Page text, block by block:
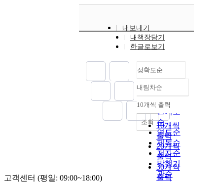
내보내기
내책장담기
한글로보기
정확도순
정확도
순
인기도
순
연도순
제목순
저자순
발행기
관순
내림차순
내림차순
10개씩 출력
10개씩
출력
20개씩
출력
30개씩
출력
조회
고객센터 (평일: 09:00~18:00)